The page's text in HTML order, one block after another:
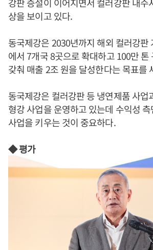
상을 보이고 있다.
동국제강은 2030년까지 해외 컬러강판
에서 7개국 8곳으로 확대하고 100만 톤
갖춰 매출 2조 원을 달성한다는 목표를
동국제강은 컬러강판 등 냉연제품 사업
형강 사업을 운영하고 있는데 수익성
사업을 키우는 것이 중요하다.
◆ 평가